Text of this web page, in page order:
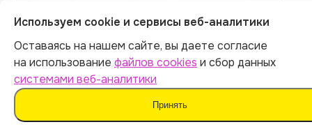
Итог:399р.
Оплатить
Используем cookie и сервисы веб-аналитики
Оставаясь на нашем сайте, вы даете согласие
на использование файлов cookies и сбор данных
системами веб-аналитики
Принять